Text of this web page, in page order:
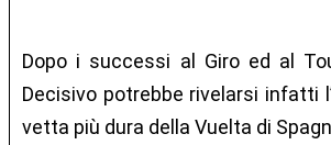
Dopo i successi al Giro ed al
Decisivo potrebbe rivelarsi infatti
vetta più dura della Vuelta di